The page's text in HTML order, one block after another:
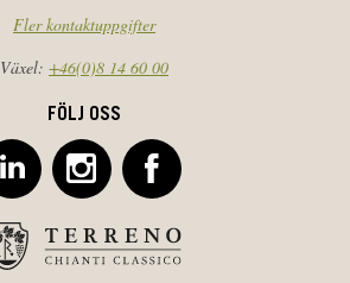
Fler kontaktuppgifter
Växel: +46(0)8 14 60 00
FÖLJ OSS